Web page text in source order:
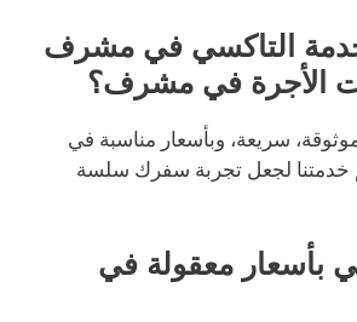
خدمة التاكسي في مشرف
الأجرة في مشرف؟
سريعة، وبأسعار مناسبة في
لجعل تجربة سفرك سلسة
بأسعار معقولة في